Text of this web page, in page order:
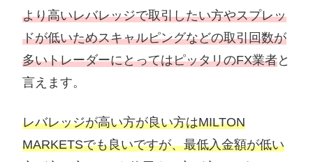
より高いレバレッジで取引したい方やスプレッ
ドが低いためスキャルピングなどの取引回数が
多いトレーダーにとってはピッタリのFX業者と
言えます。
レバレッジが高い方が良い方はMILTON
MARKETSでも良いですが、最低入金額が低い